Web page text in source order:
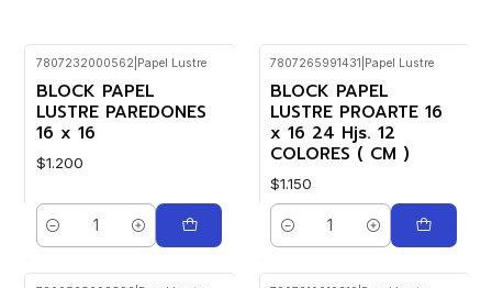
7807232000562 Papel Lustre
BLOCK PAPEL
LUSTRE PAREDONES
16 x 16
$1.200
Cantidad
7807265991431 Papel Lustre
BLOCK PAPEL
LUSTRE PROARTE 16
x 16 24 Hjs. 12
COLORES ( CM )
$1.150
Cantidad